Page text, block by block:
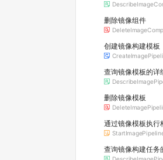
删除镜像组件
创建镜像构建模板
查询镜像模板的详
删除镜像模板
通过镜像模板执行
查询镜像构建任务